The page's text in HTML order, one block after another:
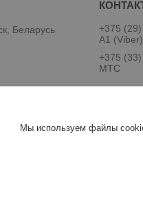
Беларусь
+375
А1 (Viber)
+375
MTC
Мы используем файлы